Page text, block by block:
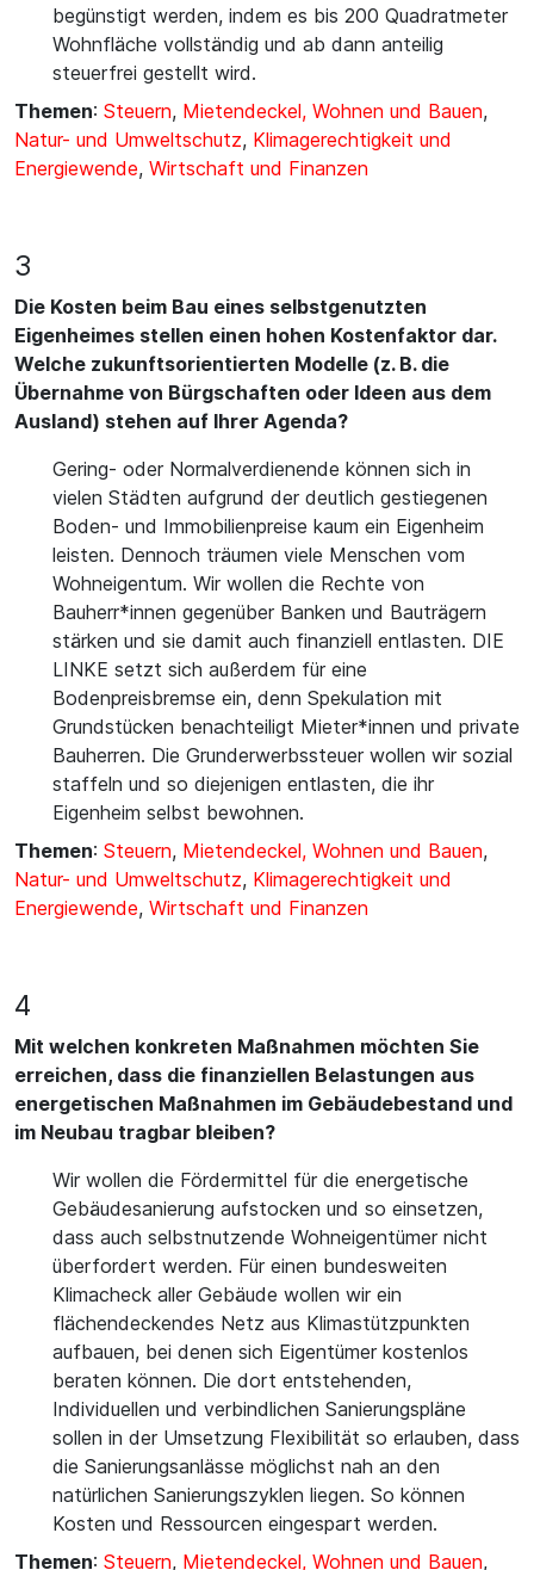
begünstigt werden, indem es bis 200 Quadratmeter
Wohnfläche vollständig und ab dann anteilig
steuerfrei gestellt wird.
Themen: Steuern, Mietendeckel, Wohnen und Bauen,
Natur- und Umweltschutz, Klimagerechtigkeit und
Energiewende, Wirtschaft und Finanzen
3
Die Kosten beim Bau eines selbstgenutzten
Eigenheimes stellen einen hohen Kostenfaktor dar.
Welche zukunftsorientierten Modelle (z. B. die
Übernahme von Bürgschaften oder Ideen aus dem
Ausland) stehen auf Ihrer Agenda?
Gering- oder Normalverdienende können sich in
vielen Städten aufgrund der deutlich gestiegenen
Boden- und Immobilienpreise kaum ein Eigenheim
leisten. Dennoch träumen viele Menschen vom
Wohneigentum. Wir wollen die Rechte von
Bauherr*innen gegenüber Banken und Bauträgern
stärken und sie damit auch finanziell entlasten. DIE
LINKE setzt sich außerdem für eine
Bodenpreisbremse ein, denn Spekulation mit
Grundstücken benachteiligt Mieter*innen und private
Bauherren. Die Grunderwerbssteuer wollen wir sozial
staffeln und so diejenigen entlasten, die ihr
Eigenheim selbst bewohnen.
Themen: Steuern, Mietendeckel, Wohnen und Bauen,
Natur- und Umweltschutz, Klimagerechtigkeit und
Energiewende, Wirtschaft und Finanzen
4
Mit welchen konkreten Maßnahmen möchten Sie
erreichen, dass die finanziellen Belastungen aus
energetischen Maßnahmen im Gebäudebestand und
im Neubau tragbar bleiben?
Wir wollen die Fördermittel für die energetische
Gebäudesanierung aufstocken und so einsetzen,
dass auch selbstnutzende Wohneigentümer nicht
überfordert werden. Für einen bundesweiten
Klimacheck aller Gebäude wollen wir ein
flächendeckendes Netz aus Klimastützpunkten
aufbauen, bei denen sich Eigentümer kostenlos
beraten können. Die dort entstehenden,
Individuellen und verbindlichen Sanierungspläne
sollen in der Umsetzung Flexibilität so erlauben, dass
die Sanierungsanlässe möglichst nah an den
natürlichen Sanierungszyklen liegen. So können
Kosten und Ressourcen eingespart werden.
Themen: Steuern, Mietendeckel, Wohnen und Bauen,